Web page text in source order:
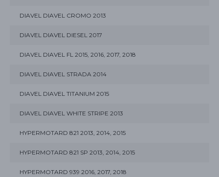
DIAVEL DIAVEL CROMO 2013
DIAVEL DIAVEL DIESEL 2017
DIAVEL DIAVEL FL 2015, 2016, 2017, 2018
DIAVEL DIAVEL STRADA 2014
DIAVEL DIAVEL TITANIUM 2015
DIAVEL DIAVEL WHITE STRIPE 2013
HYPERMOTARD 821 2013, 2014, 2015
HYPERMOTARD 821 SP 2013, 2014, 2015
HYPERMOTARD 939 2016, 2017, 2018